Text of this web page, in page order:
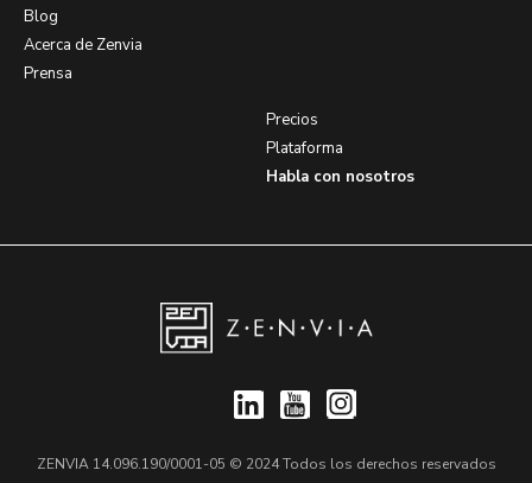
Blog
Acerca de Zenvia
Prensa
Precios
Plataforma
Habla con nosotros
ZENVIA 14.096.190/0001-05 © 2024 Todos los derechos reservados